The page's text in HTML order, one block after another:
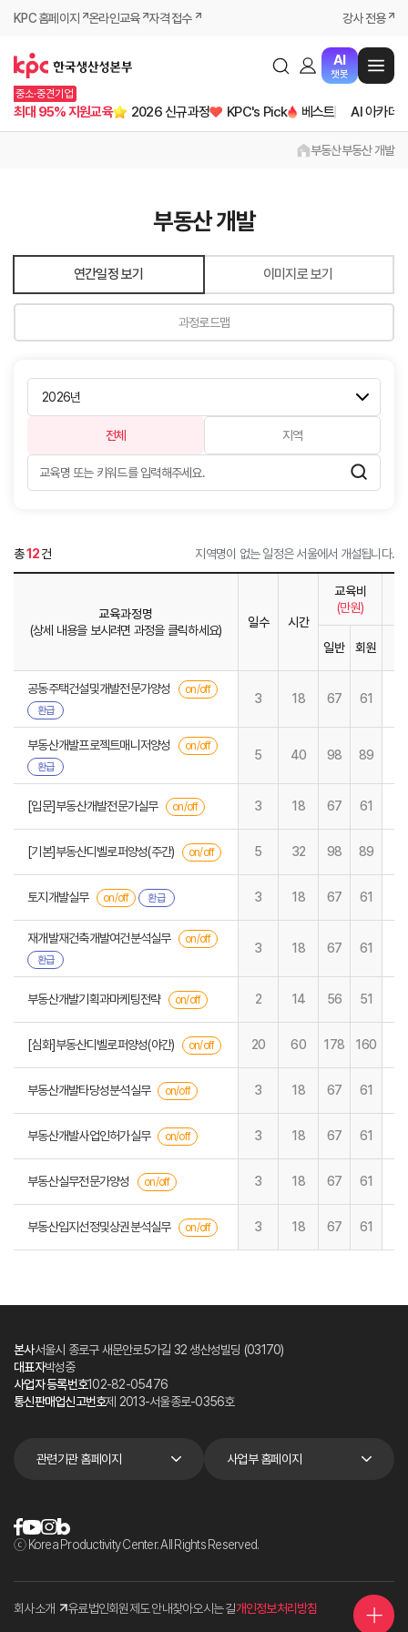
KPC 홈페이지 온라인교육 자격 접수 강사 전용
AI
챗봇
중소·중견기업
최대 95% 지원교육 2026 신규과정 KPC's Pick 베스트 AI 아카데
부동산부동산 개발
부동산 개발
연간일정 보기 이미지로 보기
과정로드맵
전체 지역
총12건 지역명이 없는 일정은 서울에서 개설됩니다.
교육과정명
(상세 내용을 보시려면 과정을 클릭하세요)
일수 시간
교육비
(만원)
일반 회원
공동주택건설및개발전문가양성
on/off
환급
3 18 67 61
부동산개발프로젝트매니저양성
on/off
환급
5 40 98 89
[입문]부동산개발전문가실무 on/off 3 18 67 61
[기본]부동산디벨로퍼양성(주간) on/off 5 32 98 89
토지개발실무 on/off 환급 3 18 67 61
재개발재건축개발여건분석실무
on/off
환급
3 18 67 61
부동산개발기획과마케팅전략 on/off 2 14 56 51
[심화]부동산디벨로퍼양성(야간) on/off 20 60 178 160
부동산개발타당성분석실무 on/off 3 18 67 61
부동산개발사업인허가실무 on/off 3 18 67 61
부동산실무전문가양성 on/off 3 18 67 61
부동산입지선정및상권분석실무 on/off 3 18 67 61
본사서울시 종로구 새문안로5가길 32 생산성빌딩 (03170)
대표자박성중
사업자 등록번호102-82-05476
통신판매업신고번호제 2013-서울종로-0356호
관련기관 홈페이지 사업부 홈페이지
ⓒ Korea Productivity Center. All Rights Reserved.
회사소개 유료법인회원제도 안내찾아오시는 길개인정보처리방침